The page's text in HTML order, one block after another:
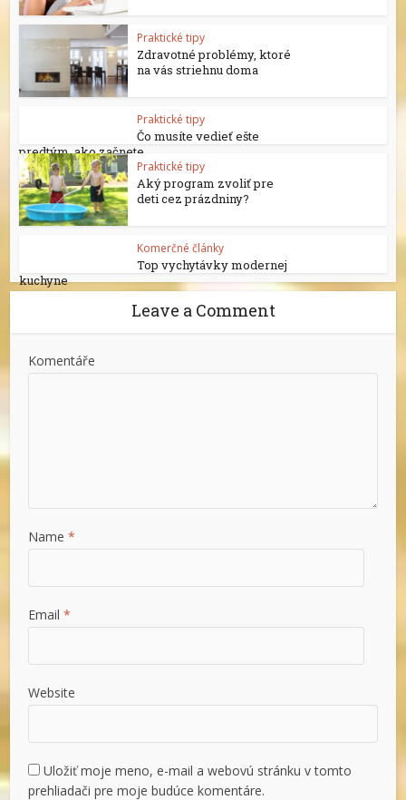
Praktické tipy
Zdravotné problémy, ktoré
na vás striehnu doma
Praktické tipy
Čo musíte vedieť ešte
predtým, ako začnete...
Praktické tipy
Aký program zvoliť pre
deti cez prázdniny?
Komerčné články
Top vychytávky modernej
kuchyne
Leave a Comment
Komentáře
Name *
Email *
Website
Uložiť moje meno, e-mail a webovú stránku v tomto
prehliadači pre moje budúce komentáre.